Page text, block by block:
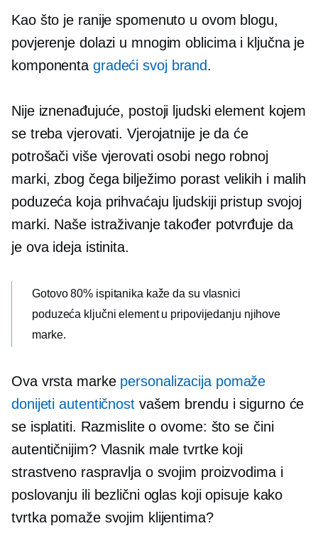
Kao što je ranije spomenuto u ovom blogu,
povjerenje dolazi u mnogim oblicima i ključna je
komponenta gradeći svoj brand.
Nije iznenađujuće, postoji ljudski element kojem
se treba vjerovati. Vjerojatnije je da će
potrošači više vjerovati osobi nego robnoj
marki, zbog čega bilježimo porast velikih i malih
poduzeća koja prihvaćaju ljudskiji pristup svojoj
marki. Naše istraživanje također potvrđuje da
je ova ideja istinita.
Gotovo 80% ispitanika kaže da su vlasnici
poduzeća ključni element u pripovijedanju njihove
marke.
Ova vrsta marke personalizacija pomaže
donijeti autentičnostvašem brendu i sigurno će
se isplatiti. Razmislite o ovome: što se čini
autentičnijim? Vlasnik male tvrtke koji
strastveno raspravlja o svojim proizvodima i
poslovanju ili bezlični oglas koji opisuje kako
tvrtka pomaže svojim klijentima?